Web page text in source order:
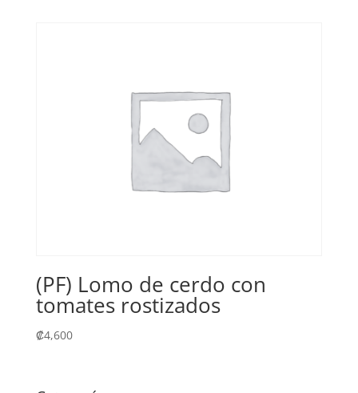
(PF) Lomo de cerdo con
tomates rostizados
₡4,600